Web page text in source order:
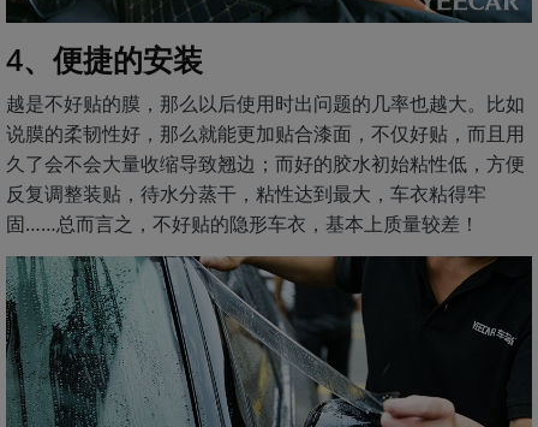
4、便捷的安装
越是不好贴的膜，那么以后使用时出问题的几率也越大。比如
说膜的柔韧性好，那么就能更加贴合漆面，不仅好贴，而且用
久了会不会大量收缩导致翘边；而好的胶水初始粘性低，方便
反复调整装贴，待水分蒸干，粘性达到最大，车衣粘得牢
固……总而言之，不好贴的隐形车衣，基本上质量较差！